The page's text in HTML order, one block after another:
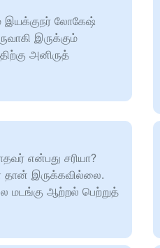
இயக்குநர் லோகேஷ்
இருக்கும்
அனிருத்
என்பது சரியா?
தான் இருக்கவில்லை.
ஆற்றல் பெற்றுத்